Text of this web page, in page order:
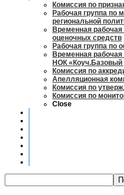
Комиссия по
Рабочая группа по
региональной
Временная рабочая
оценочных средств
Рабочая группа по
Временная рабочая
НОК «Коуч.Базовый
Комиссия по
Апелляционная
Комиссия по
Комиссия по
Close